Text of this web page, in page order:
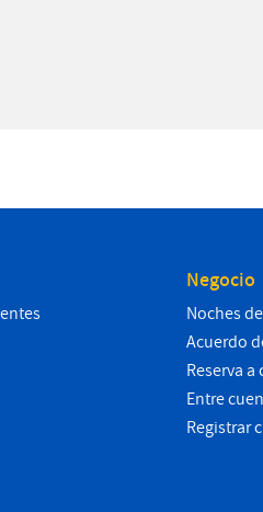
Negocio
Noches
Acuerdo
Reserva
Entre
Registrar